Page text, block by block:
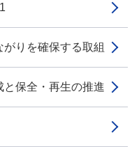
りを確保する取組
保全・再生の推進